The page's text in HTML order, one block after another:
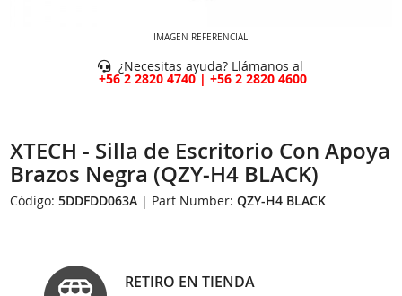
IMAGEN REFERENCIAL
¿Necesitas ayuda? Llámanos al
+56 2 2820 4740 | +56 2 2820 4600
XTECH - Silla de Escritorio Con Apoya
Brazos Negra (QZY-H4 BLACK)
Código:5DDFDD063A | Part Number:QZY-H4 BLACK
RETIRO EN TIENDA